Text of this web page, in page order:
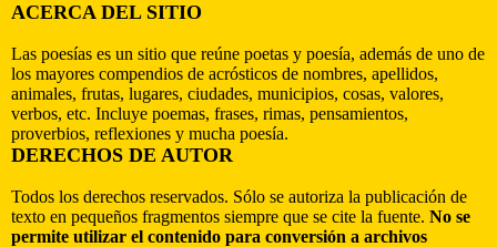
ACERCA DEL SITIO
Las poesías es un sitio que reúne poetas y poesía, además de uno de
los mayores compendios de acrósticos de nombres, apellidos,
animales, frutas, lugares, ciudades, municipios, cosas, valores,
verbos, etc. Incluye poemas, frases, rimas, pensamientos,
proverbios, reflexiones y mucha poesía.
DERECHOS DE AUTOR
Todos los derechos reservados. Sólo se autoriza la publicación de
texto en pequeños fragmentos siempre que se cite la fuente. No se
permite utilizar el contenido para conversión a archivos